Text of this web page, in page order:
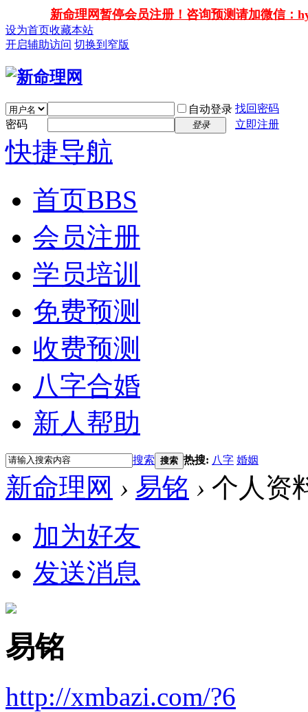
新命理网暂停会员注册！咨询预测请加微信：
设为首页收藏本站
开启辅助访问 切换到窄版
自动登录 找回密码
密码
登录 立即注册
快捷导航
首页BBS
会员注册
学员培训
免费预测
收费预测
八字合婚
新人帮助
搜索 搜索 热搜: 八字 婚姻
新命理网 › 易铭 › 个人资
加为好友
发送消息
易铭
http://xmbazi.com/?6